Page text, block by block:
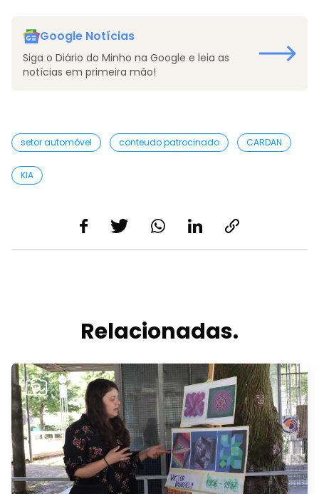
Google Notícias
Siga o Diário do Minho na Google e leia as
notícias em primeira mão!
setor automóvel conteudo patrocinado CARDAN
KIA
Relacionadas.